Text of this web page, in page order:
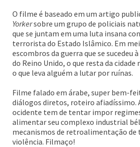
O filme é baseado em um artigo
Yorkersobre um grupo de policiais
que se juntam em uma luta insana
terrorista do Estado Islâmico. Em
escombros da guerra que se sucedeu
do Reino Unido, o que resta da
o que leva alguém a lutar por ruínas.
Filme falado em árabe, super bem-
diálogos diretos, roteiro afiadíssimo.
ocidente tem de tentar impor
alimentar seu complexo industrial
mecanismos de retroalimentação de
violência. Filmaço!